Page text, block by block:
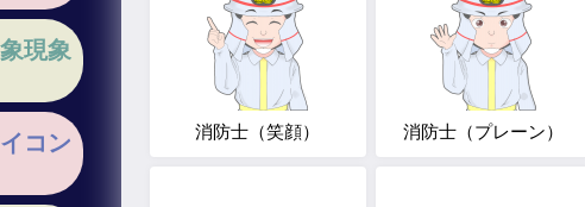
現象
コン 消防士（笑顔） 消防士（プレーン）